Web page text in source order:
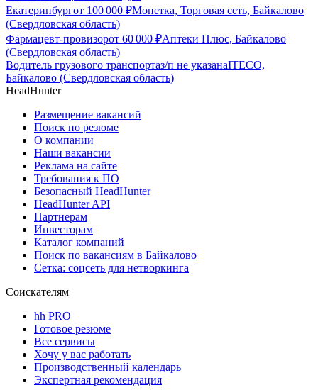
Екатеринбургот 100 000 ₽Монетка, Торговая сеть, Байкалово
(Свердловская область)
Фармацевт-провизорот 60 000 ₽Аптеки Плюс, Байкалово
(Свердловская область)
Водитель грузового транспортаз/п не указанаITECO,
Байкалово (Свердловская область)
HeadHunter
Размещение вакансий
Поиск по резюме
О компании
Наши вакансии
Реклама на сайте
Требования к ПО
Безопасный HeadHunter
HeadHunter API
Партнерам
Инвесторам
Каталог компаний
Поиск по вакансиям в Байкалово
Сетка: соцсеть для нетворкинга
Соискателям
hh PRO
Готовое резюме
Все сервисы
Хочу у вас работать
Производственный календарь
Экспертная рекомендация